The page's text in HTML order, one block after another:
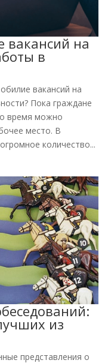
вакансий на
в
вакансий на
Пока граждане
время можно
место. В
количество...
из
представления о